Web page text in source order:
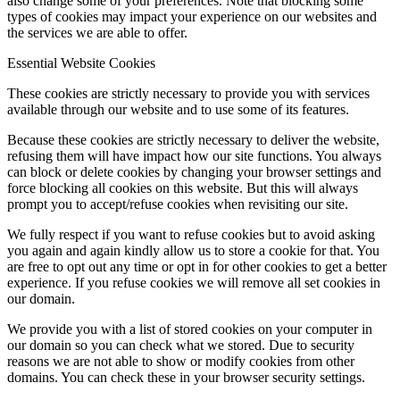
types of cookies may impact your experience on our websites and
the services we are able to offer.
Essential Website Cookies
These cookies are strictly necessary to provide you with services
available through our website and to use some of its features.
Because these cookies are strictly necessary to deliver the website,
refusing them will have impact how our site functions. You always
can block or delete cookies by changing your browser settings and
force blocking all cookies on this website. But this will always
prompt you to accept/refuse cookies when revisiting our site.
We fully respect if you want to refuse cookies but to avoid asking
you again and again kindly allow us to store a cookie for that. You
are free to opt out any time or opt in for other cookies to get a better
experience. If you refuse cookies we will remove all set cookies in
our domain.
We provide you with a list of stored cookies on your computer in
our domain so you can check what we stored. Due to security
reasons we are not able to show or modify cookies from other
domains. You can check these in your browser security settings.